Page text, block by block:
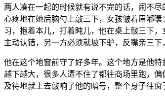
两人凑在一起的时候就有说不完的话，闹不
心疼地在她后脑勺上敲三下，女孩皱着眉嘟
习，抱着本儿，打着盹儿，他在桌上敲三下
主动认错，另一方必须就坡下驴，反嘴亲三
他在这个地窗前守了好多年。这个地方是他
越下越大，很多人遭不住了都往商场里跑，
及待地就上去敲响了他的暗号，整个身子往